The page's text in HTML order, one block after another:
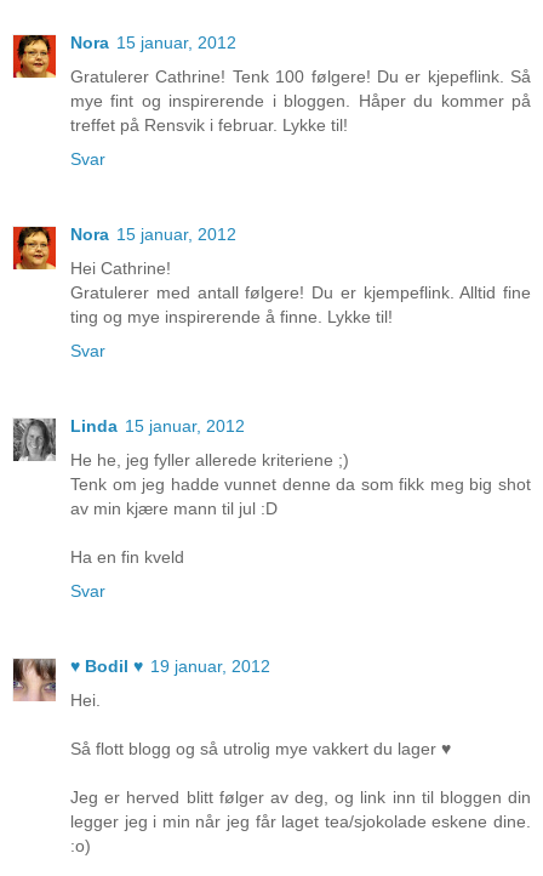
Nora 15 januar, 2012
Gratulerer Cathrine! Tenk 100 følgere! Du er kjepeflink. Så
mye fint og inspirerende i bloggen. Håper du kommer på
treffet på Rensvik i februar. Lykke til!
Svar
Nora 15 januar, 2012
Hei Cathrine!
Gratulerer med antall følgere! Du er kjempeflink. Alltid fine
ting og mye inspirerende å finne. Lykke til!
Svar
Linda 15 januar, 2012
He he, jeg fyller allerede kriteriene ;)
Tenk om jeg hadde vunnet denne da som fikk meg big shot
av min kjære mann til jul :D
Ha en fin kveld
Svar
♥ Bodil ♥ 19 januar, 2012
Hei.
Så flott blogg og så utrolig mye vakkert du lager ♥
Jeg er herved blitt følger av deg, og link inn til bloggen din
legger jeg i min når jeg får laget tea/sjokolade eskene dine.
:o)